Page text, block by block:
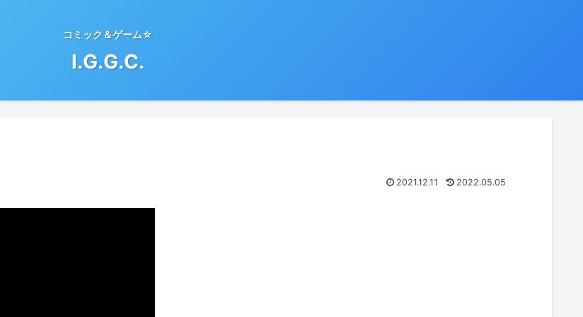
コミック＆ゲーム☆
I.G.G.C.
2021.12.11 2022.05.05